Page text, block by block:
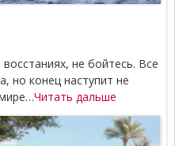
не бойтесь. Все
но конец наступит не
Читать дальше